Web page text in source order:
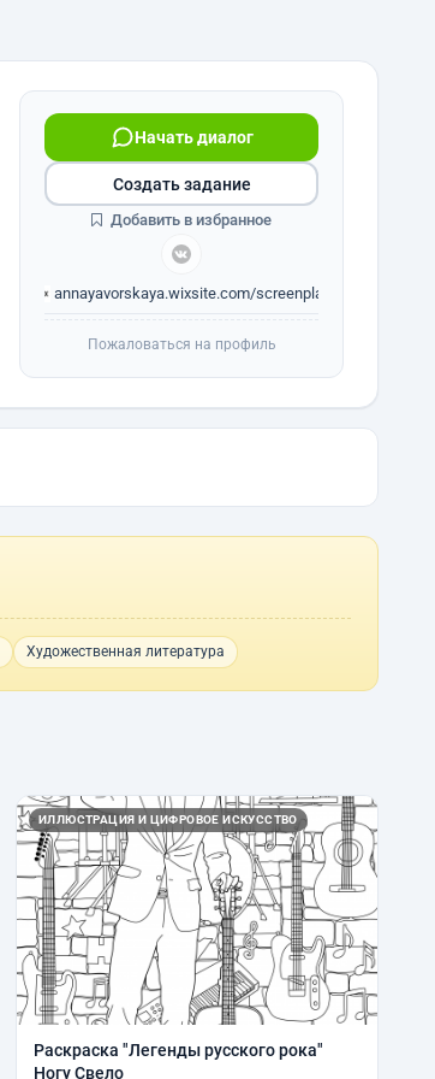
Начать диалог
annayavorskaya.wixsite.com/screenplay
Создать задание
Добавить в избранное
Пожаловаться на профиль
Художественная литература
ИЛЛЮСТРАЦИЯ И ЦИФРОВОЕ ИСКУССТВО
Раскраска "Легенды русского рока"
Ногу Свело